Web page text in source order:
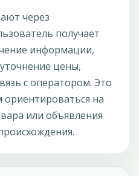
через
получает
информации,
цены,
с оператором. Это
на
или объявления